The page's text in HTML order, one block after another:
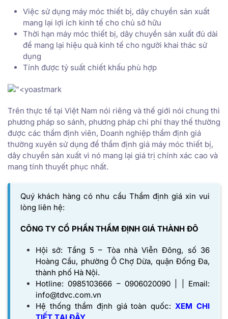
Việc sử dụng máy móc thiết bị, dây chuyền sản xuất
mang lại lợi ích kinh tế cho chủ sở hữu
Thời hạn máy móc thiết bị, dây chuyền sản xuất đủ dài
để mang lại hiệu quả kinh tế cho người khai thác sử
dụng
Tính được tỷ suất chiết khấu phù hợp
Trên thực tế tại Việt Nam nói riêng và thế giới nói chung thì
phương pháp so sánh, phương pháp chi phí thay thế thường
được các thẩm định viên, Doanh nghiệp thẩm định giá
thường xuyên sử dụng để thẩm định giá máy móc thiết bị,
dây chuyền sản xuất vì nó mang lại giá trị chính xác cao và
mang tính thuyết phục nhất.
Quý khách hàng có nhu cầu Thẩm định giá xin vui
lòng liên hệ:
CÔNG TY CỔ PHẦN THẨM ĐỊNH GIÁ THÀNH ĐÔ
Hội sở: Tầng 5 – Tòa nhà Viễn Đông, số 36
Hoàng Cầu, phường Ô Chợ Dừa, quận Đống Đa,
thành phố Hà Nội.
Hotline: 0985103666 – 0906020090 | | Email:
info@tdvc.com.vn
Hệ thống thẩm định giá toàn quốc: XEM CHI